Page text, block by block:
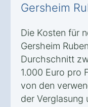
Gersheim
Die Kosten für
Gersheim
Durchschnitt
1.000 Euro pro
von den
der Verglasung